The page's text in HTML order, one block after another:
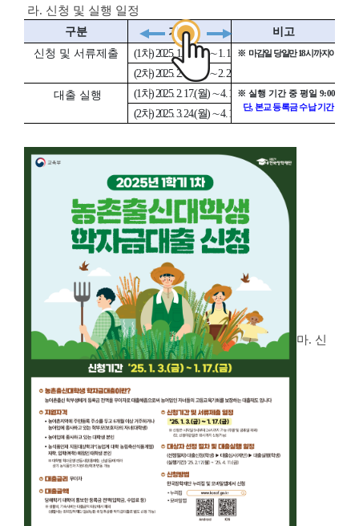
라. 신청 및 실행 일정
구분 기간
비고
신청 및 서류제출
(1차) 2025. 1. 3.(금) ∼ 1. 17.(금)
※ 마감일 당일만 18시까지이며, 그
(2차) 2025. 2. 3.(월) ∼ 2. 28.(금)
대출 실행
(1차) 2025. 2. 17.(월) ∼ 4. 11.(금)※ 실행 기간 중 평일
단, 본교 등록금 수납 기간·시간
(2차) 2025. 3. 24.(월) ∼ 4. 11.(금)
마. 신